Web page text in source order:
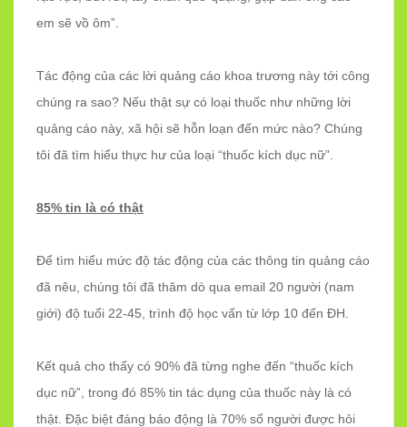
em sẽ vồ ôm”.
Tác động của các lời quảng cáo khoa trương này tới công
chúng ra sao? Nếu thật sự có loại thuốc như những lời
quảng cáo này, xã hội sẽ hỗn loạn đến mức nào? Chúng
tôi đã tìm hiểu thực hư của loại “thuốc kích dục nữ”.
85% tin là có thật
Để tìm hiểu mức độ tác động của các thông tin quảng cáo
đã nêu, chúng tôi đã thăm dò qua email 20 người (nam
giới) độ tuổi 22-45, trình độ học vấn từ lớp 10 đến ĐH.
Kết quả cho thấy có 90% đã từng nghe đến “thuốc kích
dục nữ”, trong đó 85% tin tác dụng của thuốc này là có
thật. Đặc biệt đáng báo động là 70% số người được hỏi